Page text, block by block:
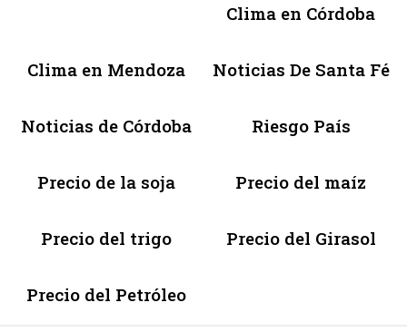
Clima en Córdoba
Clima en Mendoza Noticias De Santa Fé
Noticias de Córdoba Riesgo País
Precio de la soja Precio del maíz
Precio del trigo Precio del Girasol
Precio del Petróleo